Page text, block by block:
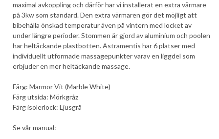
maximal avkoppling och därför har vi installerat en extra värmare
på 3kw som standard. Den extra värmaren gör det möjligt att
bibehålla önskad temperatur även på vintern med locket av
under längre perioder. Stommen är gjord av aluminium och poolen
har heltäckande plastbotten. Astramentis har 6 platser med
individuellt utformade massagepunkter varav en liggdel som
erbjuder en mer heltäckande massage.
Färg: Marmor Vit (Marble White)
Färg utsida: Mörkgråz
Färg isolerlock: Ljusgrå
Se vår manual: